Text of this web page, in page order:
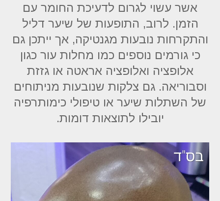
אשר עשוי לגרום לדעיכת החומר עם
הזמן. לרוב, התופעות של שיער דליל
והתקרחות נובעות מגנטיקה, אך ייתכן גם
כי גורמים נוספים כמו מחלות עור כגון
אלופציה ואלופציה אראטה או גזזת
וסבוריאה. גם צלקות שנובעות מניתוחים
של השתלות שיער או טיפולי כימותרפיה
יובילו לתוצאות דומות.